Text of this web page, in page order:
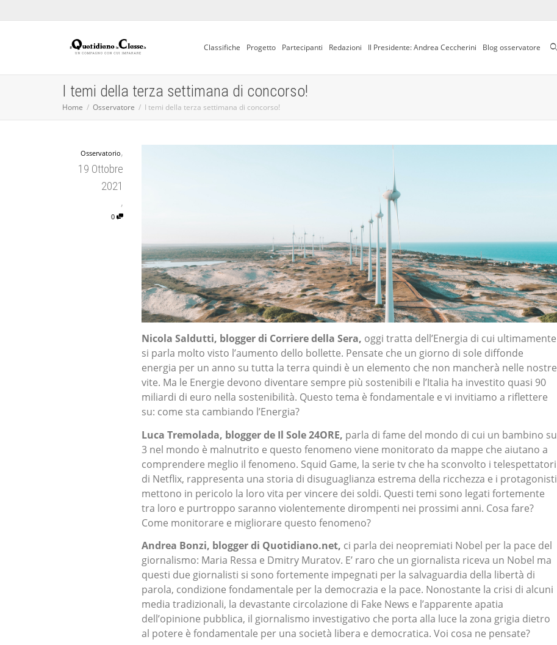
Classifiche Progetto Partecipanti Redazioni Il Presidente: Andrea Ceccherini Blog osservatore
I temi della terza settimana di concorso!
Home Osservatore I temi della terza settimana di concorso!
Osservatorio,
19 Ottobre
2021
,
0
Nicola Saldutti, blogger di Corriere della Sera, oggi tratta dell’Energia di cui ultimamente
si parla molto visto l’aumento dello bollette. Pensate che un giorno di sole diffonde
energia per un anno su tutta la terra quindi è un elemento che non mancherà nelle nostre
vite. Ma le Energie devono diventare sempre più sostenibili e l’Italia ha investito quasi 90
miliardi di euro nella sostenibilità. Questo tema è fondamentale e vi invitiamo a riflettere
su: come sta cambiando l’Energia?
Luca Tremolada, blogger de Il Sole 24ORE, parla di fame del mondo di cui un bambino su
3 nel mondo è malnutrito e questo fenomeno viene monitorato da mappe che aiutano a
comprendere meglio il fenomeno. Squid Game, la serie tv che ha sconvolto i telespettatori
di Netflix, rappresenta una storia di disuguaglianza estrema della ricchezza e i protagonisti
mettono in pericolo la loro vita per vincere dei soldi. Questi temi sono legati fortemente
tra loro e purtroppo saranno violentemente dirompenti nei prossimi anni. Cosa fare?
Come monitorare e migliorare questo fenomeno?
Andrea Bonzi, blogger di Quotidiano.net, ci parla dei neopremiati Nobel per la pace del
giornalismo: Maria Ressa e Dmitry Muratov. E’ raro che un giornalista riceva un Nobel ma
questi due giornalisti si sono fortemente impegnati per la salvaguardia della libertà di
parola, condizione fondamentale per la democrazia e la pace. Nonostante la crisi di alcuni
media tradizionali, la devastante circolazione di Fake News e l’apparente apatia
dell’opinione pubblica, il giornalismo investigativo che porta alla luce la zona grigia dietro
al potere è fondamentale per una società libera e democratica. Voi cosa ne pensate?